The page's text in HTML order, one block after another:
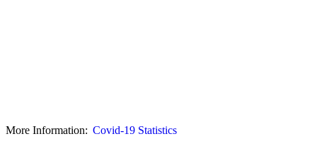
More Information: Covid-19 Statistics